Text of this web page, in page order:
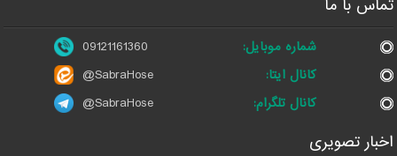
تماس با ما
شماره موبایل:
09121161360
کانال ایتا:
@SabraHose
کانال تلگرام:
@SabraHose
اخبار تصویری